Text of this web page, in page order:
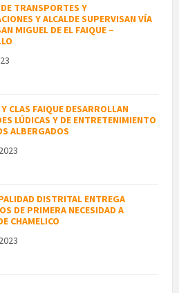
TRANSPORTES Y
Y ALCALDE SUPERVISAN VÍA
MIGUEL DE EL FAIQUE –
CLAS FAIQUE DESARROLLAN
LÚDICAS Y DE ENTRETENIMIENTO
ALBERGADOS
DISTRITAL ENTREGA
DE PRIMERA NECESIDAD A
CHAMELICO